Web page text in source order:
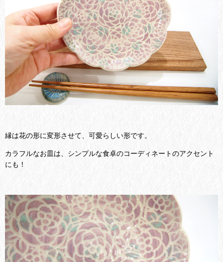
縁は花の形に変形させて、可愛らしい形です。
カラフルなお皿は、シンプルな食卓のコーディネートのアクセント
にも！